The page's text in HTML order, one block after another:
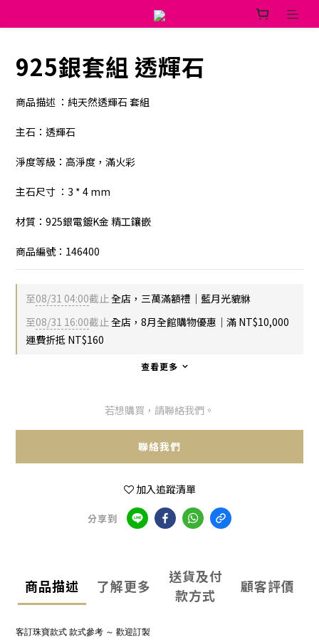
925銀套組 透輝石
商品描述 ：純天然透輝石 套組
主石：透輝石
淨度等級：高淨度，滿火彩
主石尺寸 ：3 * 4 mm
材質：925銀電鍍K金 精工鑲嵌
商品編號：146400
至08/31 04:00截止全店，三萬滿額禮｜藍月光貔貅
至08/31 16:00截止全店，8月全館購物優惠｜滿 NT$10,000
運費折抵 NT$160
查看更多
若想購買，請聯絡我們。
聯絡我們
加入追蹤清單
分享到
商品描述 了解更多
送貨及付
款方式
顧客評價
客訂珠寶款式 款式參考 ～ 歡迎訂製